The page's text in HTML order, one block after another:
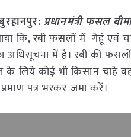
: प्रधानमंत्री फसल
कि, रबी फसलों में गेहूं एवं
अधिसूचना में है। रबी की फसलों
कोई भी किसान चाहे वह
पत्र भरकर जमा करें।